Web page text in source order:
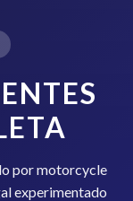
por motorcycle
experimentado